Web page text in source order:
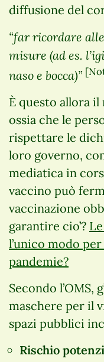
diffusione del
“far ricordare
misure (ad es.
naso e bocca)”
È questo allora
ossia che le
rispettare le
loro governo,
mediatica in
vaccino può
vaccinazione
garantire cio’?
l’unico modo
pandemie?
Secondo l’OMS,
maschere per il
spazi pubblici
Rischio